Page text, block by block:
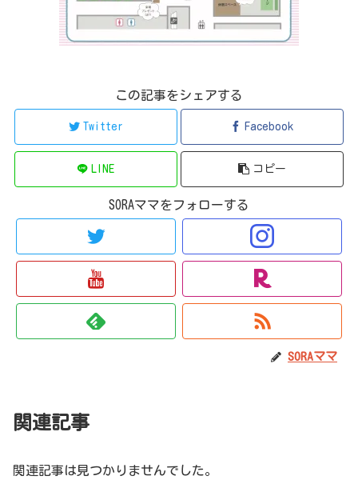
この記事をシェアする
Twitter Facebook
LINE コピー
SORAママをフォローする
SORAママ
関連記事
関連記事は見つかりませんでした。